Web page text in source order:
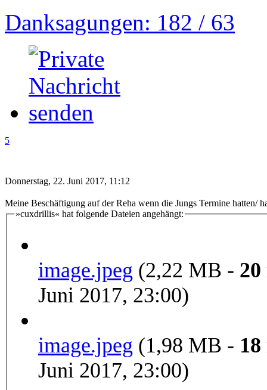
Danksagungen: 182 / 63
5
Donnerstag, 22. Juni 2017, 11:12
Meine Beschäftigung auf der Reha wenn die Jungs Termine hatten/
»cuxdrillis« hat folgende Dateien angehängt:
image.jpeg (2,22 MB - 20
Juni 2017, 23:00)
image.jpeg (1,98 MB - 18
Juni 2017, 23:00)